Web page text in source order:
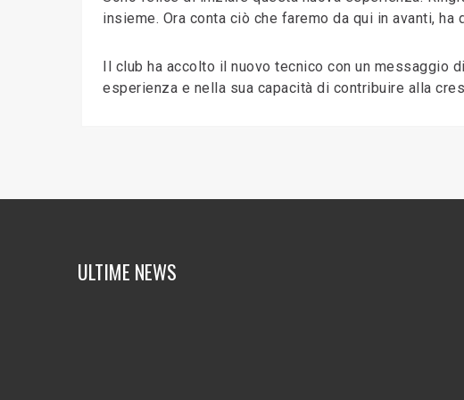
insieme. Ora conta ciò che faremo da qui in avanti, ha
Il club ha accolto il nuovo tecnico con un messaggio
esperienza e nella sua capacità di contribuire alla
ULTIME NEWS